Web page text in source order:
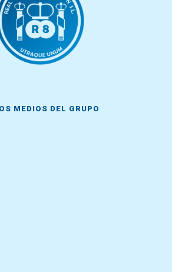
MEDIOS DEL GRUPO